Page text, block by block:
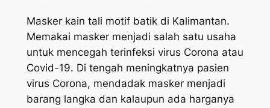
Masker kain tali motif batik di Kalimantan.
Memakai masker menjadi salah satu usaha
untuk mencegah terinfeksi virus Corona atau
Covid-19. Di tengah meningkatnya pasien
virus Corona, mendadak masker menjadi
barang langka dan kalaupun ada harganya